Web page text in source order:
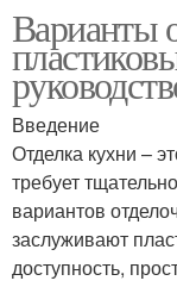
Варианты
Введение
Отделка кухни –
требует
вариантов
заслуживают
доступность,